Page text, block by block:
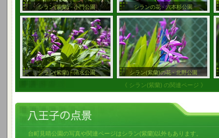
シラン(紫蘭) - 小門公園 シランの花 - 六本杉公園
シラン(紫蘭) - 清水公園 シラン(紫蘭)の花 - 北野公園
《 シラン(紫蘭) の関連ページ 》
台町見晴公園の写真や関連ページはシラン(紫蘭)以外もあります。